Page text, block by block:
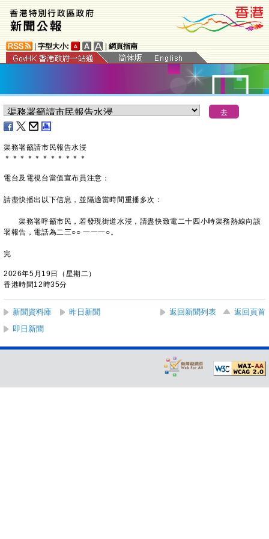
字型大小: 網頁指南
渠務署籲請市民報告水浸
＊ ＊ ＊ ＊ ＊ ＊ ＊ ＊ ＊ ＊ ＊
電台及電視台當值宣布員注意：
請盡快播出以下信息，並隔適當時間重播多次：
渠務署呼籲市民，若發現街道水浸，請盡快致電二十四小時渠務熱線向該
署報告，電話為二三○○ 一一一○。
完
2026年5月19日（星期二）
香港時間12時35分
新聞資料庫 昨日新聞 返回新聞列表
返回頁首
即日新聞